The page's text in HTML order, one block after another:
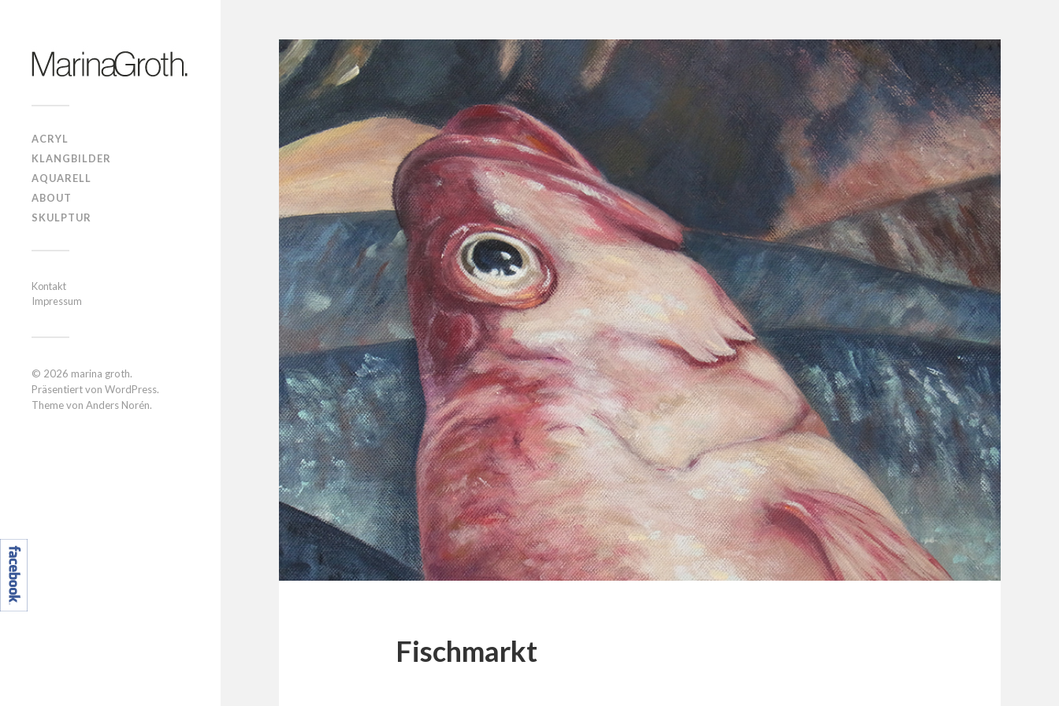
ACRYL
KLANGBILDER
AQUARELL
ABOUT
SKULPTUR
Kontakt
Impressum
© 2026 marina groth.
Präsentiert von WordPress.
Theme von Anders Norén.
Fischmarkt